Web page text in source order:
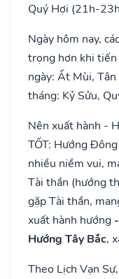
Quý Hợi (21h-
Ngày hôm nay,
trọng hơn khi tiến
ngày: Ất Mùi,
tháng: Kỷ Sửu,
Nên xuất hành -
TỐT: Hướng
nhiều niềm vui,
Tài thần (hướng
gặp Tài thần,
xuất hành hướng
Hướng Tây Bắc,
Theo Lịch Vạn